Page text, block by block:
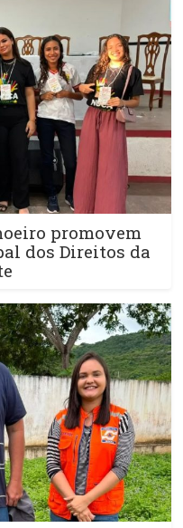
promovem
dos Direitos da